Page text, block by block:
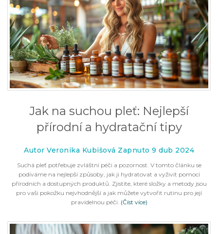
Jak na suchou pleť: Nejlepší
přírodní a hydratační tipy
Autor Veronika Kubišová Zapnuto 9 dub 2024
Suchá pleť potřebuje zvláštní péči a pozornost. V tomto článku se
podíváme na nejlepší způsoby, jak ji hydratovat a vyživit pomocí
přírodních a dostupných produktů. Zjistíte, které složky a metody jsou
pro vaši pokožku nejvhodnější a jak můžete vytvořit rutinu pro její
pravidelnou péči. (Číst více)